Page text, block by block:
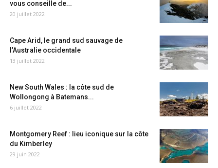
vous conseille de...
20 juillet 2022
Cape Arid, le grand sud sauvage de
l’Australie occidentale
13 juillet 2022
New South Wales : la côte sud de
Wollongong à Batemans...
6 juillet 2022
Montgomery Reef : lieu iconique sur la côte
du Kimberley
29 juin 2022